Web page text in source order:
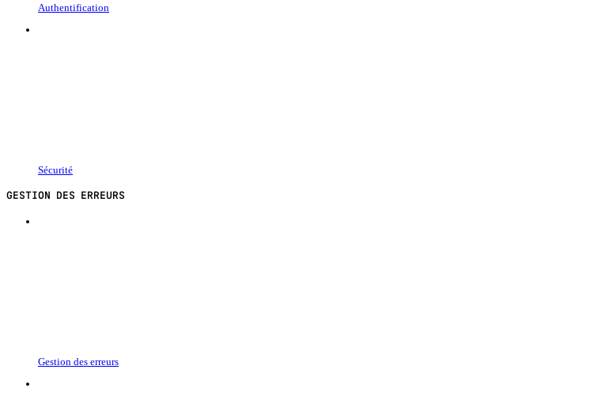
Authentification
Sécurité
GESTION DES ERREURS
Gestion des erreurs